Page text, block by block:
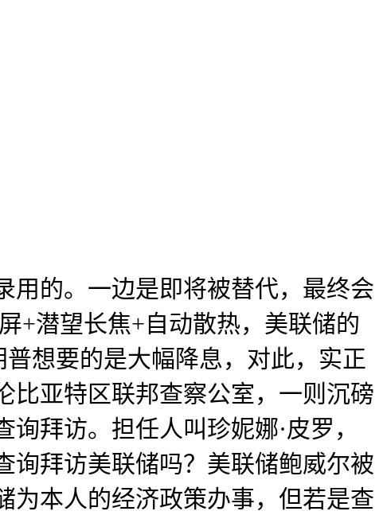
的。一边是即将被替代，最终会
+潜望长焦+自动散热，美联储的
想要的是大幅降息，对此，实正
比亚特区联邦查察公室，一则沉磅
拜访。担任人叫珍妮娜·皮罗，
询拜访美联储吗？美联储鲍威尔被
为本人的经济政策办事，但若是查